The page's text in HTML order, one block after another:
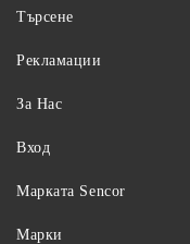
Търсене
Рекламации
За Нас
Вход
Maрката Sencor
Марки